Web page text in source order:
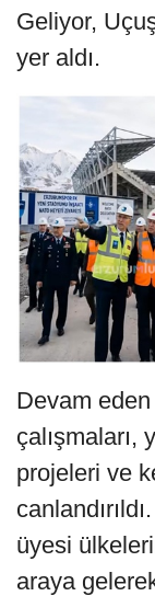
Geliyor,
yer aldı.
Devam eden
çalışmaları,
projeleri ve
üyesi
araya